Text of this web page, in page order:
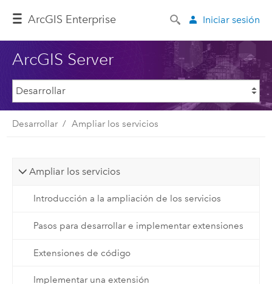
ArcGIS Enterprise Iniciar sesión
ArcGIS Server
Desarrollar Ampliar los servicios
Ampliar los servicios
Introducción a la ampliación de los servicios
Pasos para desarrollar e implementar extensiones
Extensiones de código
Implementar una extensión